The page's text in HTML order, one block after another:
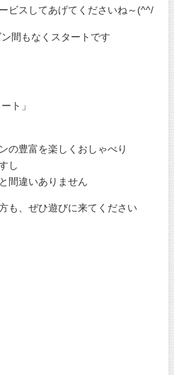
ビスしてあげてくださいね～(^^/
間もなくスタートです
ト」
の豊富を楽しくおしゃべり
し
間違いありません
も、ぜひ遊びに来てください